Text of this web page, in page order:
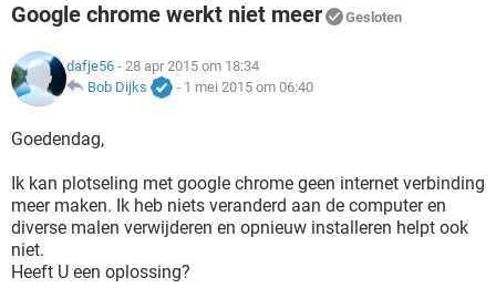
GRATIS SNAPCHAT
TIKTOK
GRATIS
TIKTOK
VIDEOBELLEN GAMES
INSTAGRAM
NETFLIX CORONAVIRUS
GRATIS
FORUM
VIDEOBELLEN
INSTAGRAM
NETFLIX
GRATIS SNAPCHAT
TIKTOK
ARTIKELEN
VIDEOBELLEN
NETFLIX CORONAVIRUS
GRATIS
TIKTOK
Google chrome werkt niet meer Gesloten
dafje56 - 28 apr 2015 om 18:34
Bob Dijks
- 1 mei 2015 om 06:40
Goedendag,
Ik kan plotseling met google chrome geen internet verbinding
meer maken. Ik heb niets veranderd aan de computer en
diverse malen verwijderen en opnieuw installeren helpt ook
niet.
Heeft U een oplossing?